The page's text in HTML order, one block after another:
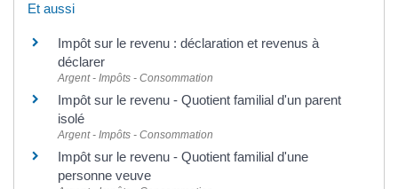
Et aussi
Impôt sur le revenu : déclaration et revenus à
déclarer
Argent - Impôts - Consommation
Impôt sur le revenu - Quotient familial d'un parent
isolé
Argent - Impôts - Consommation
Impôt sur le revenu - Quotient familial d'une
personne veuve